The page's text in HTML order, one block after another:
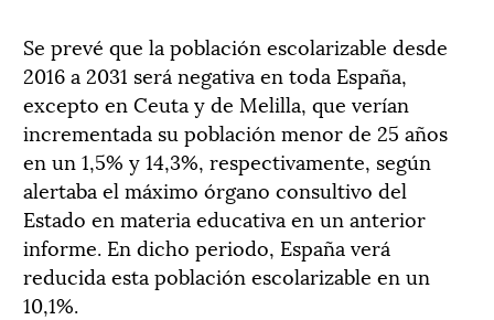
Se prevé que la población escolarizable desde
2016 a 2031 será negativa en toda España,
excepto en Ceuta y de Melilla, que verían
incrementada su población menor de 25 años
en un 1,5% y 14,3%, respectivamente, según
alertaba el máximo órgano consultivo del
Estado en materia educativa en un anterior
informe. En dicho periodo, España verá
reducida esta población escolarizable en un
10,1%.